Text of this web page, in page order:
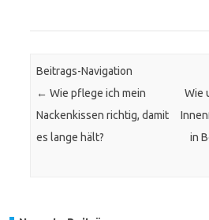
Beitrags-Navigation
← Wie pflege ich mein
Nackenkissen richtig, damit
es lange hält?
Wie
in